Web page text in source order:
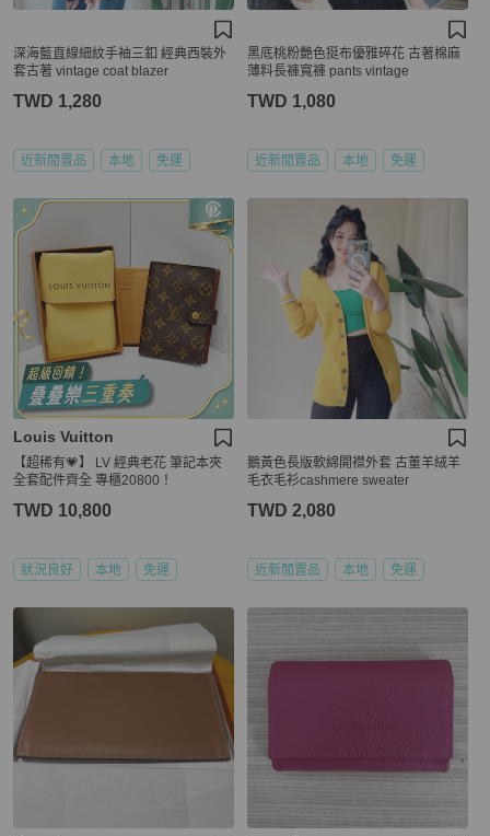
深海藍直線細紋手袖三釦 經典西裝外
套古著 vintage coat blazer
TWD 1,280
近新閒置品 本地 免運
黑底桃粉艷色挺布優雅碎花 古著棉麻
薄料長褲寬褲 pants vintage
TWD 1,080
近新閒置品 本地 免運
Louis Vuitton
【超稀有💗】 LV 經典老花 筆記本夾
全套配件齊全 專櫃20800！
TWD 10,800
狀況良好 本地 免運
鵝黃色長版軟綿開襟外套 古董羊絨羊
毛衣毛衫cashmere sweater
TWD 2,080
近新閒置品 本地 免運